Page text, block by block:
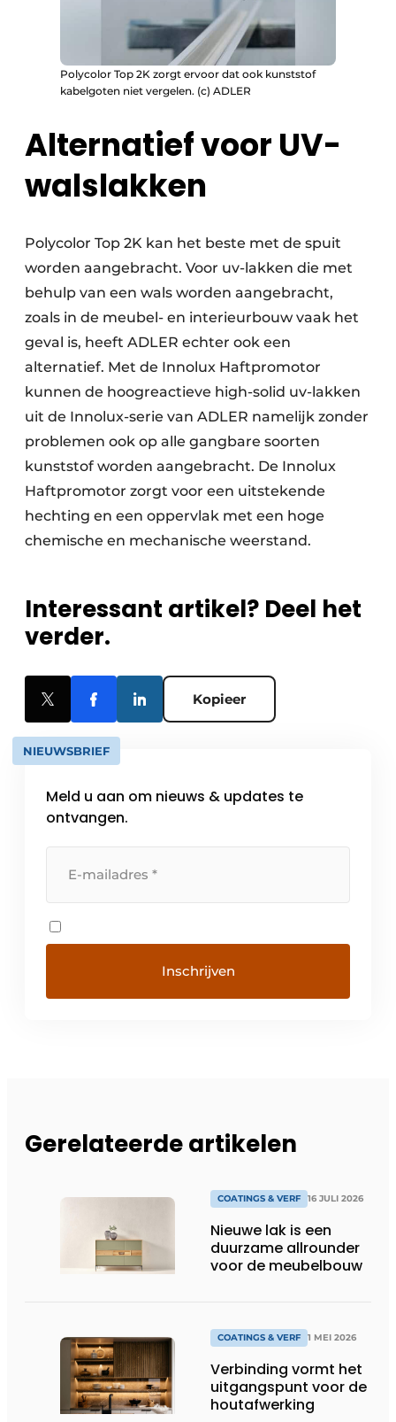
Polycolor Top 2K zorgt ervoor dat ook kunststof
kabelgoten niet vergelen. (c) ADLER
Alternatief voor UV-
walslakken
Polycolor Top 2K kan het beste met de spuit
worden aangebracht. Voor uv-lakken die met
behulp van een wals worden aangebracht,
zoals in de meubel- en interieurbouw vaak het
geval is, heeft ADLER echter ook een
alternatief. Met de Innolux Haftpromotor
kunnen de hoogreactieve high-solid uv-lakken
uit de Innolux-serie van ADLER namelijk zonder
problemen ook op alle gangbare soorten
kunststof worden aangebracht. De Innolux
Haftpromotor zorgt voor een uitstekende
hechting en een oppervlak met een hoge
chemische en mechanische weerstand.
Interessant artikel? Deel het
verder.
Kopieer
NIEUWSBRIEF
Meld u aan om nieuws & updates te
ontvangen.
Gerelateerde artikelen
COATINGS & VERF 16 JULI 2026
Nieuwe lak is een
duurzame allrounder
voor de meubelbouw
COATINGS & VERF 1 MEI 2026
Verbinding vormt het
uitgangspunt voor de
houtafwerking